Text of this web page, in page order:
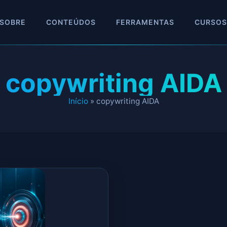
SOBRE CONTEÚDOS FERRAMENTAS CURSOS
copywriting AIDA
Início» copywriting AIDA